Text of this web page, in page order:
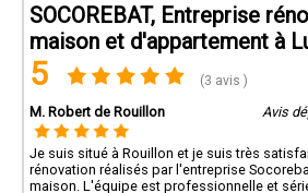
SOCOREBAT, Entreprise
maison et d'appartement à
5 (3 avis )
M. Robert de Rouillon Avis
Je suis situé à Rouillon et je suis très
rénovation réalisés par l'entreprise
maison. L'équipe est professionnelle et